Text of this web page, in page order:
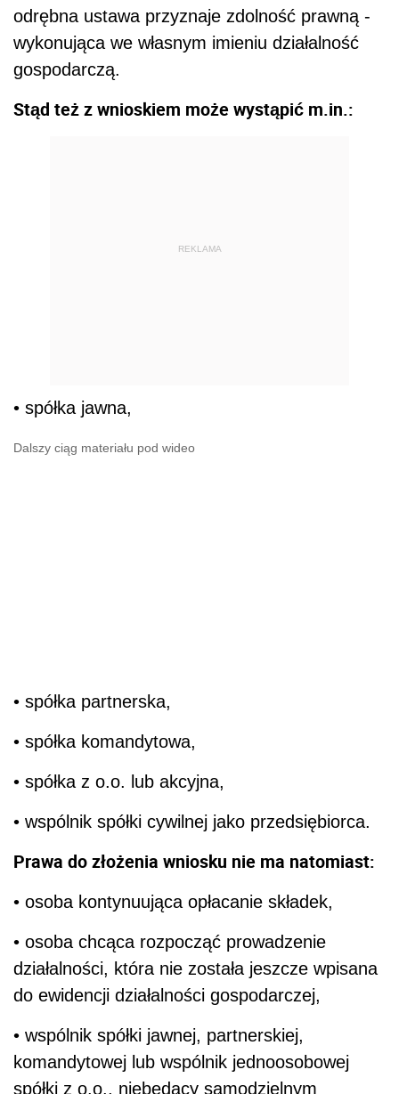
odrębna ustawa przyznaje zdolność prawną -
wykonująca we własnym imieniu działalność
gospodarczą.
Stąd też z wnioskiem może wystąpić m.in.:
REKLAMA
• spółka jawna,
Dalszy ciąg materiału pod wideo
• spółka partnerska,
• spółka komandytowa,
• spółka z o.o. lub akcyjna,
• wspólnik spółki cywilnej jako przedsiębiorca.
Prawa do złożenia wniosku nie ma natomiast:
• osoba kontynuująca opłacanie składek,
• osoba chcąca rozpocząć prowadzenie
działalności, która nie została jeszcze wpisana
do ewidencji działalności gospodarczej,
• wspólnik spółki jawnej, partnerskiej,
komandytowej lub wspólnik jednoosobowej
spółki z o.o., niebędący samodzielnym